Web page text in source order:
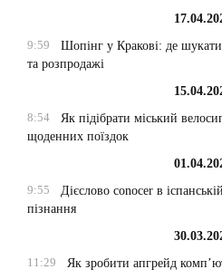
9:59
Шопінг у Кракові: де
та розпродажі
8:54
Як підібрати міський
щоденних поїздок
9:55
Дієслово conocer в
пізнання
11:29
Як зробити апгрейд